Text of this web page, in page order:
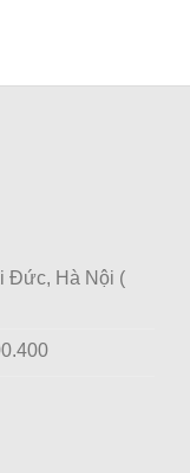
Đức, Hà Nội (